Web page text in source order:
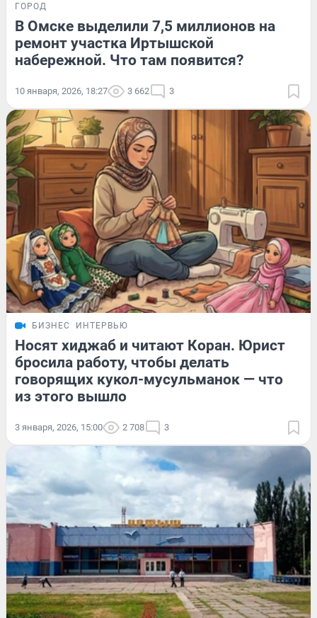
ГОРОД
В Омске выделили 7,5 миллионов на
ремонт участка Иртышской
набережной. Что там появится?
10 января, 2026, 18:27 3 662 3
БИЗНЕС ИНТЕРВЬЮ
Носят хиджаб и читают Коран. Юрист
бросила работу, чтобы делать
говорящих кукол-мусульманок — что
из этого вышло
3 января, 2026, 15:00 2 708 3